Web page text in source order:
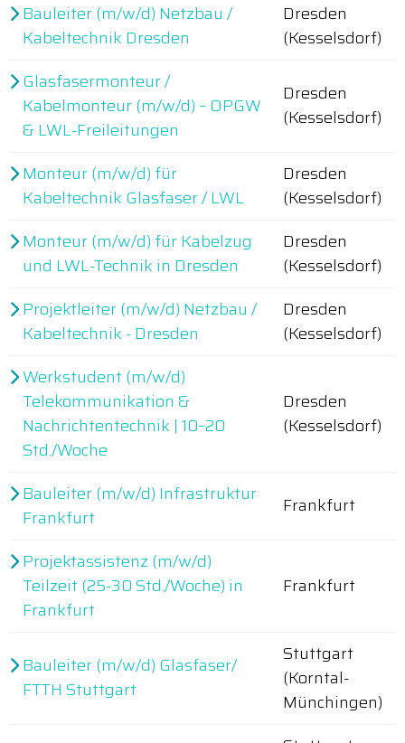
Bauleiter (m/w/d) Netzbau /
Kabeltechnik Dresden
Dresden
(Kesselsdorf)
Glasfasermonteur /
Kabelmonteur (m/w/d) – OPGW
& LWL-Freileitungen
Dresden
(Kesselsdorf)
Monteur (m/w/d) für
Kabeltechnik Glasfaser / LWL
Dresden
(Kesselsdorf)
Monteur (m/w/d) für Kabelzug
und LWL-Technik in Dresden
Dresden
(Kesselsdorf)
Projektleiter (m/w/d) Netzbau /
Kabeltechnik - Dresden
Dresden
(Kesselsdorf)
Werkstudent (m/w/d)
Telekommunikation &
Nachrichtentechnik | 10–20
Std./Woche
Dresden
(Kesselsdorf)
Bauleiter (m/w/d) Infrastruktur
Frankfurt
Frankfurt
Projektassistenz (m/w/d)
Teilzeit (25-30 Std./Woche) in
Frankfurt
Frankfurt
Bauleiter (m/w/d) Glasfaser/
FTTH Stuttgart
Stuttgart
(Korntal-
Münchingen)